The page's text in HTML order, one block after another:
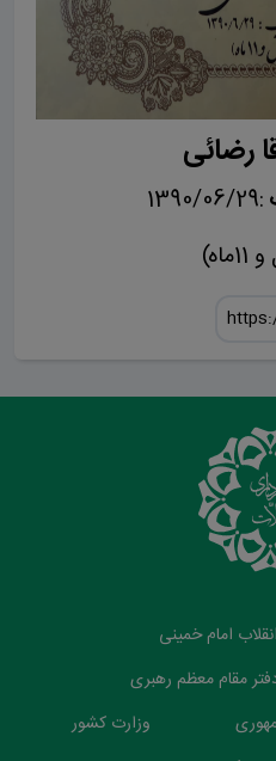
رضائی
:1390/06/29
امام خمینی
مقام معظم رهبری
وزارت کشور